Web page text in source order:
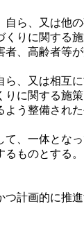
ら、又は他
りに関する施
、高齢者等
、又は相互
に関する施策
う整備され
、一体とな
ものとする。
計画的に推